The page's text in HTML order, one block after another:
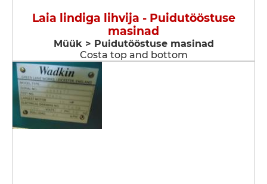
Laia lindiga lihvija - Puidutööstuse
masinad
Müük > Puidutööstuse masinad
Costa top and bottom